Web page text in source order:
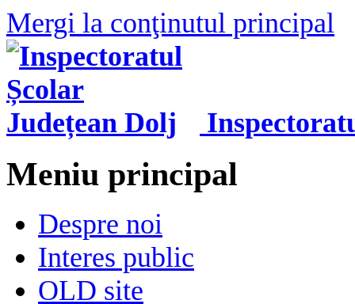
Mergi la conţinutul principal
Meniu principal
Despre noi
Interes public
OLD site